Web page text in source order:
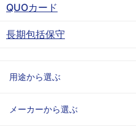
QUOカード
長期包括保守
用途から選ぶ
メーカーから選ぶ